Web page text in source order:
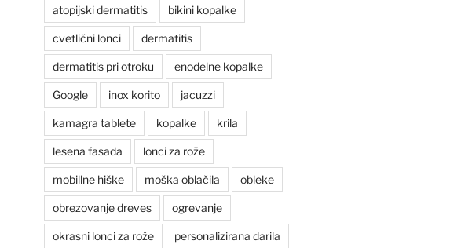
atopijski dermatitis bikini kopalke
cvetlični lonci dermatitis
dermatitis pri otroku enodelne kopalke
Google inox korito jacuzzi
kamagra tablete kopalke krila
lesena fasada lonci za rože
mobillne hiške moška oblačila obleke
obrezovanje dreves ogrevanje
okrasni lonci za rože personalizirana darila